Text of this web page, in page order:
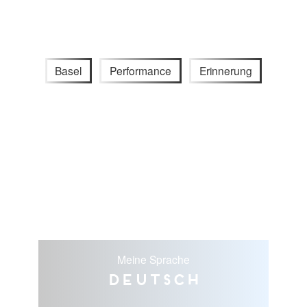
Basel Performance Erinnerung
Meine Sprache
Deutsch